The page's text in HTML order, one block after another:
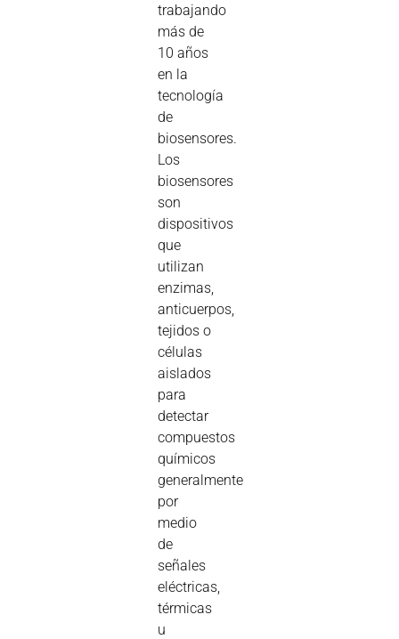
trabajando
más de
10 años
en la
tecnología
de
biosensores.
Los
biosensores
son
dispositivos
que
utilizan
enzimas,
anticuerpos,
tejidos o
células
aislados
para
detectar
compuestos
químicos
generalmente
por
medio
de
señales
eléctricas,
térmicas
u